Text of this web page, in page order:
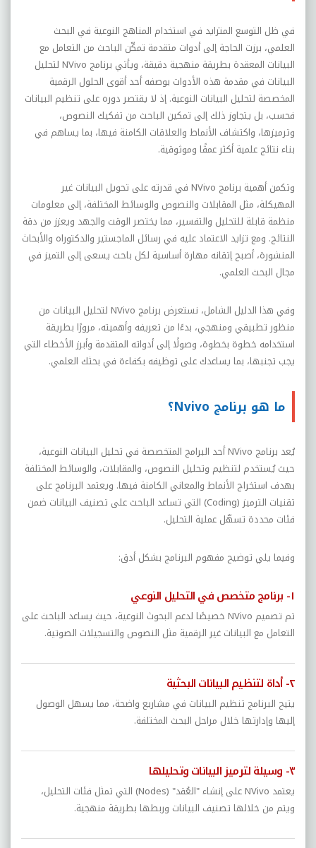
في ظل التوسع المتزايد في استخدام المناهج النوعية في البحث
العلمي، برزت الحاجة إلى أدوات متقدمة تمكّن الباحث من التعامل مع
البيانات المعقدة بطريقة منهجية دقيقة، ويأتي برنامج NVivo لتحليل
البيانات في مقدمة هذه الأدوات بوصفه أحد أقوى الحلول الرقمية
المخصصة لتحليل البيانات النوعية. إذ لا يقتصر دوره على تنظيم البيانات
فحسب، بل يتجاوز ذلك إلى تمكين الباحث من تفكيك النصوص،
وترميزها، واكتشاف الأنماط والعلاقات الكامنة فيها، بما يساهم في
بناء نتائج علمية أكثر عمقًا وموثوقية.
وتكمن أهمية برنامج NVivo في قدرته على تحويل البيانات غير
المهيكلة، مثل المقابلات والنصوص والوسائط المختلفة، إلى معلومات
منظمة قابلة للتحليل والتفسير، مما يختصر الوقت والجهد ويعزز من دقة
النتائج. ومع تزايد الاعتماد عليه في رسائل الماجستير والدكتوراه والأبحاث
المنشورة، أصبح إتقانه مهارة أساسية لكل باحث يسعى إلى التميز في
مجال البحث العلمي.
وفي هذا الدليل الشامل، نستعرض برنامج NVivo لتحليل البيانات من
منظور تطبيقي ومنهجي، بدءًا من تعريفه وأهميته، مرورًا بطريقة
استخدامه خطوة بخطوة، وصولًا إلى أدواته المتقدمة وأبرز الأخطاء التي
يجب تجنبها، بما يساعدك على توظيفه بكفاءة في بحثك العلمي.
ما هو برنامج Nvivo؟
يُعد برنامج NVivo أحد البرامج المتخصصة في تحليل البيانات النوعية،
حيث يُستخدم لتنظيم وتحليل النصوص، والمقابلات، والوسائط المختلفة
بهدف استخراج الأنماط والمعاني الكامنة فيها. ويعتمد البرنامج على
تقنيات الترميز (Coding) التي تساعد الباحث على تصنيف البيانات ضمن
فئات محددة تسهّل عملية التحليل.
وفيما يلي توضيح مفهوم البرنامج بشكل أدق:
١- برنامج متخصص في التحليل النوعي
تم تصميم NVivo خصيصًا لدعم البحوث النوعية، حيث يساعد الباحث على
التعامل مع البيانات غير الرقمية مثل النصوص والتسجيلات الصوتية.
٢- أداة لتنظيم البيانات البحثية
يتيح البرنامج تنظيم البيانات في مشاريع واضحة، مما يسهل الوصول
إليها وإدارتها خلال مراحل البحث المختلفة.
٣- وسيلة لترميز البيانات وتحليلها
يعتمد NVivo على إنشاء "العُقد" (Nodes) التي تمثل فئات التحليل،
ويتم من خلالها تصنيف البيانات وربطها بطريقة منهجية.